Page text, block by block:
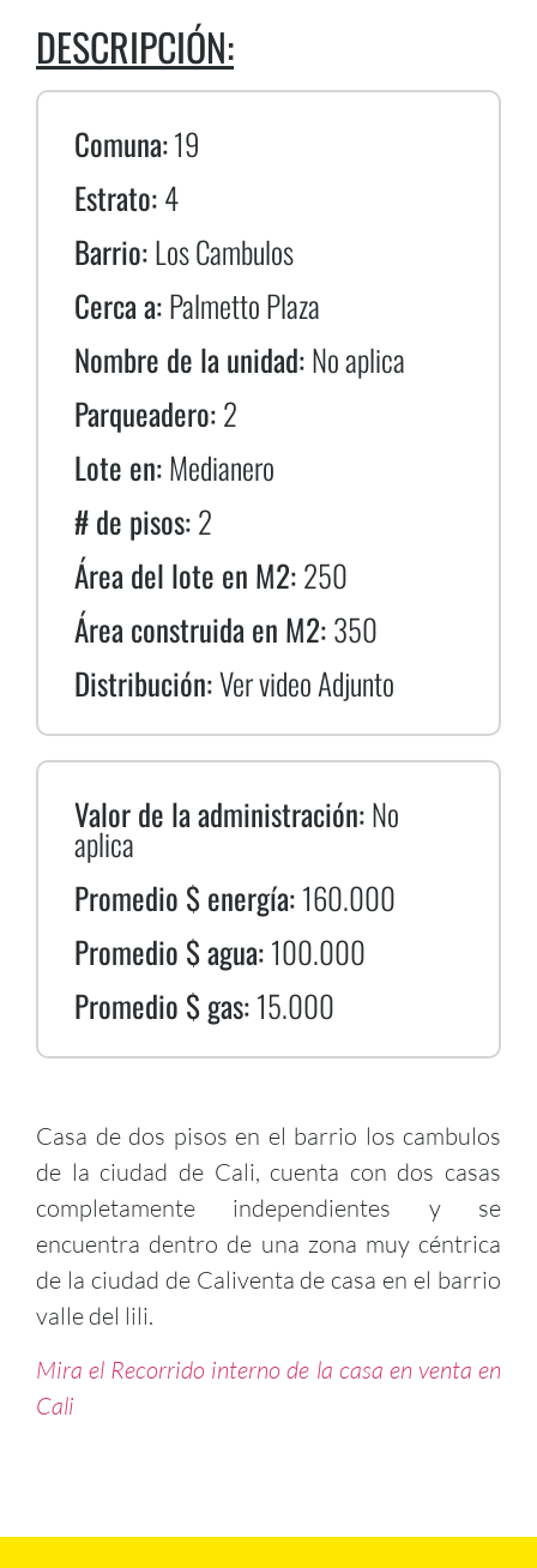
DESCRIPCIÓN:
Comuna:19
Estrato:4
Barrio:Los Cambulos
Cerca a:Palmetto Plaza
Nombre de la unidad:No aplica
Parqueadero:2
Lote en:Medianero
# de pisos:2
Área del lote en M2:250
Área construida en M2:350
Distribución:Ver video Adjunto
Valor de la administración:No
aplica
Promedio $ energía:160.000
Promedio $ agua:100.000
Promedio $ gas:15.000
Casa de dos pisos en el barrio los cambulos
de la ciudad de Cali, cuenta con dos casas
completamente independientes y se
encuentra dentro de una zona muy céntrica
de la ciudad de Caliventa de casa en el barrio
valle del lili.
Mira el Recorrido interno de la casa en venta en
Cali